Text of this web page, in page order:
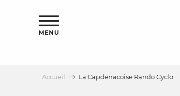
MENU
Accueil La Capdenacoise Rando Cyclo